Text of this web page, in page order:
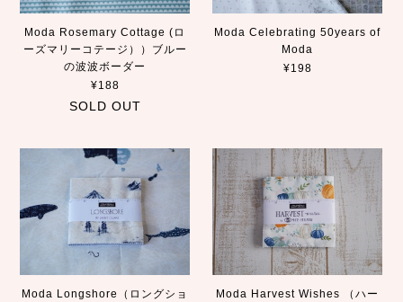
Moda Rosemary Cottage (ロ
ーズマリーコテージ））ブルー
の波波ボーダー
¥188
SOLD OUT
Moda Celebrating 50years of
Moda
¥198
Moda Longshore（ロングショ
Moda Harvest Wishes （ハー